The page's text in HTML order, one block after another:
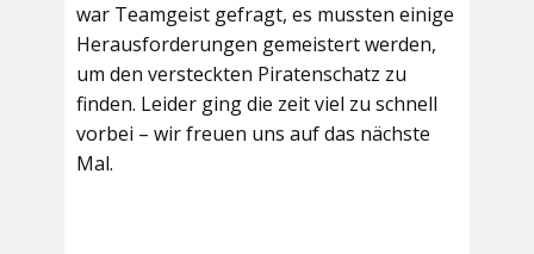
war Teamgeist gefragt, es mussten einige
Herausforderungen gemeistert werden,
um den versteckten Piratenschatz zu
finden. Leider ging die zeit viel zu schnell
vorbei – wir freuen uns auf das nächste
Mal.